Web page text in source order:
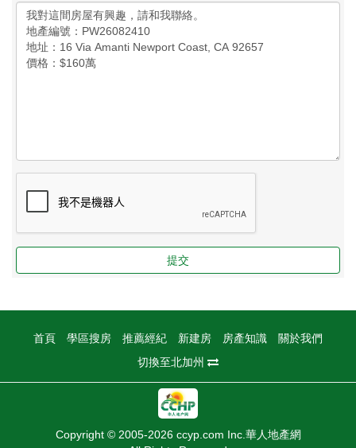
提交
首頁 學區搜房 推薦經紀 新建房 房產知識
關於我們
切換至北加州
Copyright © 2005-2026 ccyp.com Inc.華人地產網